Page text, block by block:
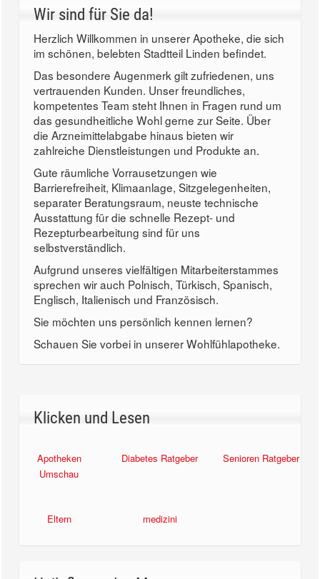
Wir sind für Sie da!
Herzlich Willkommen in unserer Apotheke, die sich
im schönen, belebten Stadtteil Linden befindet.
Das besondere Augenmerk gilt zufriedenen, uns
vertrauenden Kunden. Unser freundliches,
kompetentes Team steht Ihnen in Fragen rund um
das gesundheitliche Wohl gerne zur Seite. Über
die Arzneimittelabgabe hinaus bieten wir
zahlreiche Dienstleistungen und Produkte an.
Gute räumliche Vorrausetzungen wie
Barrierefreiheit, Klimaanlage, Sitzgelegenheiten,
separater Beratungsraum, neuste technische
Ausstattung für die schnelle Rezept- und
Rezepturbearbeitung sind für uns
selbstverständlich.
Aufgrund unseres vielfältigen Mitarbeiterstammes
sprechen wir auch Polnisch, Türkisch, Spanisch,
Englisch, Italienisch und Französisch.
Sie möchten uns persönlich kennen lernen?
Schauen Sie vorbei in unserer Wohlfühlapotheke.
Klicken und Lesen
Apotheken
Umschau
Diabetes Ratgeber Senioren Ratgeber
Eltern medizini